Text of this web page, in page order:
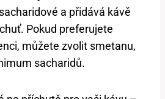
a přidává kávě
Pokud preferujete
můžete zvolit smetanu,
sacharidů.